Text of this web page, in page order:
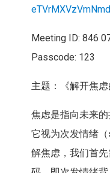
Meeting ID: 846
Passcode: 123
主题：《解开焦虑
焦虑是指向未来
它视为次发情绪（
解焦虑， 我们首